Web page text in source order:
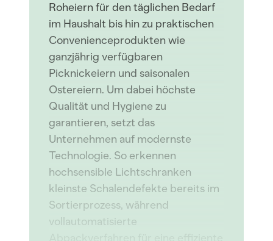
Roheiern für den täglichen Bedarf
im Haushalt bis hin zu praktischen
Convenienceprodukten wie
ganzjährig verfügbaren
Picknickeiern und saisonalen
Ostereiern. Um dabei höchste
Qualität und Hygiene zu
garantieren, setzt das
Unternehmen auf modernste
Technologie. So erkennen
hochsensible Lichtschranken
kleinste Schalendefekte bereits im
Sortierprozess, während
vollautomatisierte